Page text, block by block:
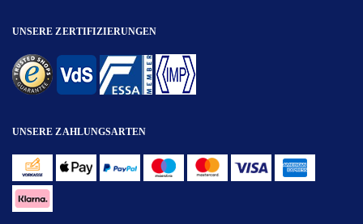
UNSERE ZERTIFIZIERUNGEN
UNSERE ZAHLUNGSARTEN